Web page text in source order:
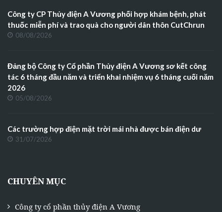
Công ty CP Thủy điện A Vương phối hợp khám bệnh, phát
thuốc miễn phí và trao quà cho người dân thôn CutChrun
08/08/2026
Đảng bộ Công ty Cổ phần Thủy điện A Vương sơ kết công
tác 6 tháng đầu năm và triển khai nhiệm vụ 6 tháng cuối năm
2026
05/08/2026
Các trường hợp điện mặt trời mái nhà được bán điện dư
31/07/2026
CHUYÊN MỤC
Công ty cổ phần thủy điện A Vương